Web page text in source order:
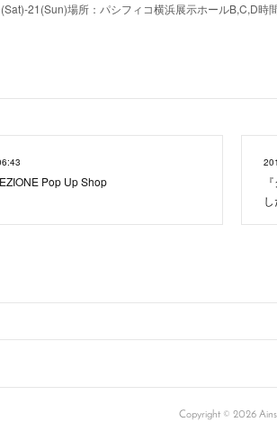
21(Sun)場所：パシフィコ横浜展示ホールB,C,D時
Pop Up Shop
し
Copyright © 2026